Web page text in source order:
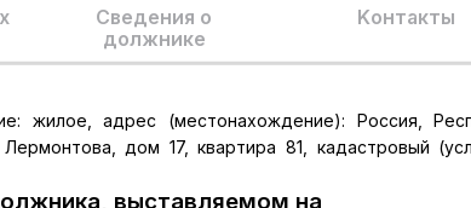
Сведения о
должнике
Kонтакты
жилое, адрес (местонахождение): Россия,
дом 17, квартира 81, кадастровый
выставляемом на